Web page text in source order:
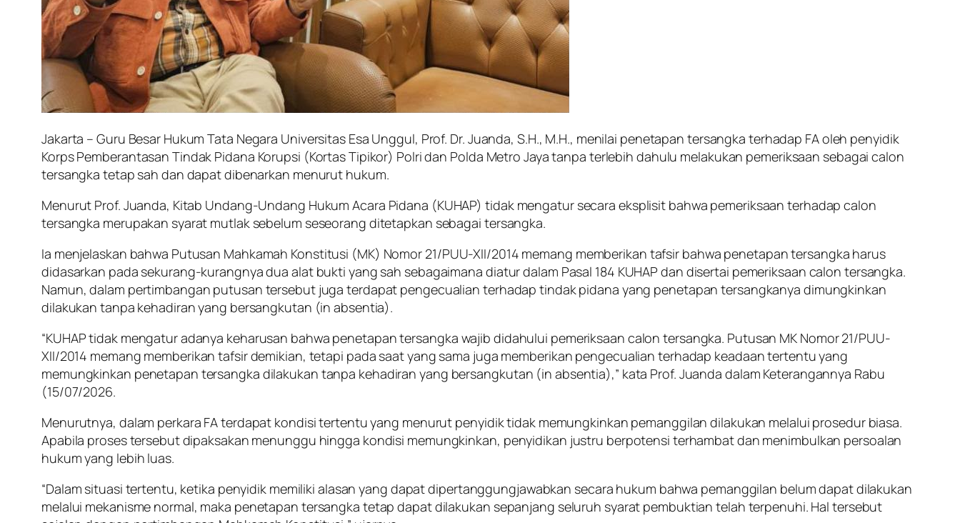
Jakarta – Guru Besar Hukum Tata Negara Universitas Esa Unggul, Prof. Dr. Juanda, S.H., M.H., menilai penetapan tersangka terhadap FA oleh penyidik
Korps Pemberantasan Tindak Pidana Korupsi (Kortas Tipikor) Polri dan Polda Metro Jaya tanpa terlebih dahulu melakukan pemeriksaan sebagai calon
tersangka tetap sah dan dapat dibenarkan menurut hukum.
Menurut Prof. Juanda, Kitab Undang-Undang Hukum Acara Pidana (KUHAP) tidak mengatur secara eksplisit bahwa pemeriksaan terhadap calon
tersangka merupakan syarat mutlak sebelum seseorang ditetapkan sebagai tersangka.
Ia menjelaskan bahwa Putusan Mahkamah Konstitusi (MK) Nomor 21/PUU-XII/2014 memang memberikan tafsir bahwa penetapan tersangka harus
didasarkan pada sekurang-kurangnya dua alat bukti yang sah sebagaimana diatur dalam Pasal 184 KUHAP dan disertai pemeriksaan calon tersangka.
Namun, dalam pertimbangan putusan tersebut juga terdapat pengecualian terhadap tindak pidana yang penetapan tersangkanya dimungkinkan
dilakukan tanpa kehadiran yang bersangkutan (in absentia).
“KUHAP tidak mengatur adanya keharusan bahwa penetapan tersangka wajib didahului pemeriksaan calon tersangka. Putusan MK Nomor 21/PUU-
XII/2014 memang memberikan tafsir demikian, tetapi pada saat yang sama juga memberikan pengecualian terhadap keadaan tertentu yang
memungkinkan penetapan tersangka dilakukan tanpa kehadiran yang bersangkutan (in absentia),” kata Prof. Juanda dalam Keterangannya Rabu
(15/07/2026.
Menurutnya, dalam perkara FA terdapat kondisi tertentu yang menurut penyidik tidak memungkinkan pemanggilan dilakukan melalui prosedur biasa.
Apabila proses tersebut dipaksakan menunggu hingga kondisi memungkinkan, penyidikan justru berpotensi terhambat dan menimbulkan persoalan
hukum yang lebih luas.
“Dalam situasi tertentu, ketika penyidik memiliki alasan yang dapat dipertanggungjawabkan secara hukum bahwa pemanggilan belum dapat dilakukan
melalui mekanisme normal, maka penetapan tersangka tetap dapat dilakukan sepanjang seluruh syarat pembuktian telah terpenuhi. Hal tersebut